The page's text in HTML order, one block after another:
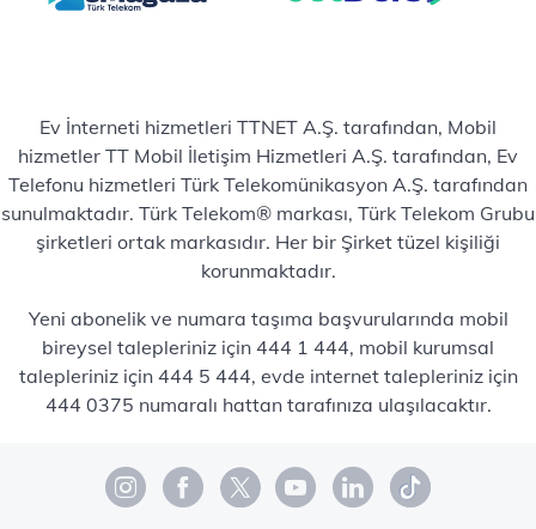
Ev İnterneti hizmetleri TTNET A.Ş. tarafından, Mobil
hizmetler TT Mobil İletişim Hizmetleri A.Ş. tarafından, Ev
Telefonu hizmetleri Türk Telekomünikasyon A.Ş. tarafından
sunulmaktadır. Türk Telekom® markası, Türk Telekom Grubu
şirketleri ortak markasıdır. Her bir Şirket tüzel kişiliği
korunmaktadır.
Yeni abonelik ve numara taşıma başvurularında mobil
bireysel talepleriniz için 444 1 444, mobil kurumsal
talepleriniz için 444 5 444, evde internet talepleriniz için
444 0375 numaralı hattan tarafınıza ulaşılacaktır.